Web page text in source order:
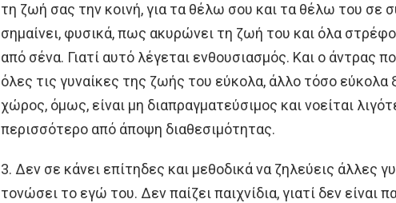
τη ζωή σας την κοινή, για τα θέλω σου και τα θέλω του σε
σημαίνει, φυσικά, πως ακυρώνει τη ζωή του και όλα
από σένα. Γιατί αυτό λέγεται ενθουσιασμός. Και ο άντρας
όλες τις γυναίκες της ζωής του εύκολα, άλλο τόσο εύκολα
χώρος, όμως, είναι μη διαπραγματεύσιμος και νοείται
περισσότερο από άποψη διαθεσιμότητας.
3. Δεν σε κάνει επίτηδες και μεθοδικά να ζηλεύεις άλλες
τονώσει το εγώ του. Δεν παίζει παιχνίδια, γιατί δεν είναι